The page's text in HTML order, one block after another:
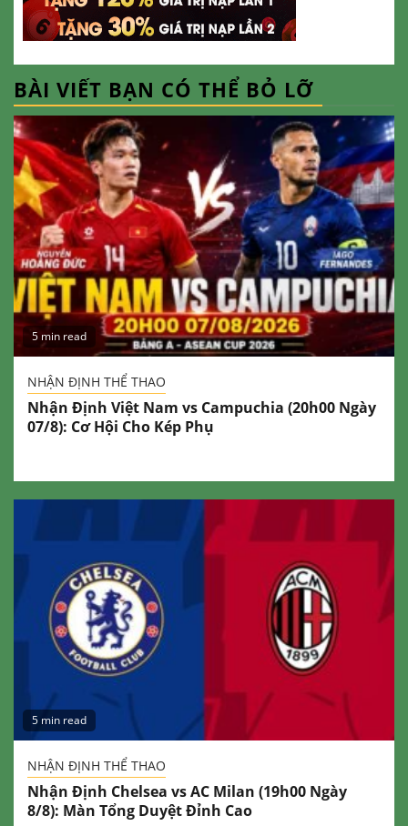
BÀI VIẾT BẠN CÓ THỂ BỎ LỠ
5 min read
NHẬN ĐỊNH THỂ THAO
Nhận Định Việt Nam vs Campuchia (20h00 Ngày
07/8): Cơ Hội Cho Kép Phụ
5 min read
NHẬN ĐỊNH THỂ THAO
Nhận Định Chelsea vs AC Milan (19h00 Ngày
8/8): Màn Tổng Duyệt Đỉnh Cao